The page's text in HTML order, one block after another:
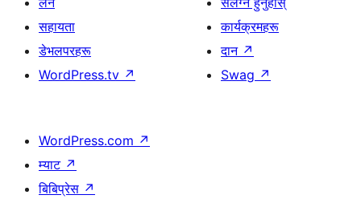
सहायता
डेभलपरहरू
WordPress.tv ↗
कार्यक्रमहरू
दान ↗
Swag ↗
WordPress.com ↗
म्याट ↗
बिबिप्रेस ↗